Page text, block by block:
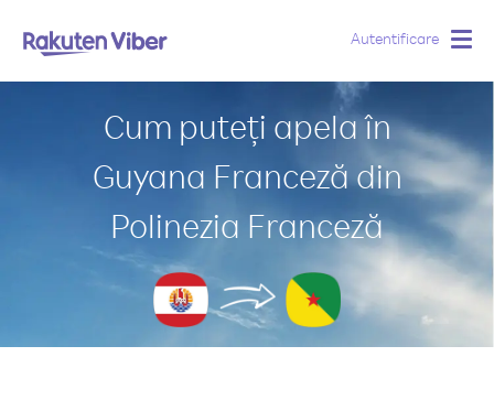
Autentificare
Cum puteți apela în
Guyana Franceză din
Polinezia Franceză